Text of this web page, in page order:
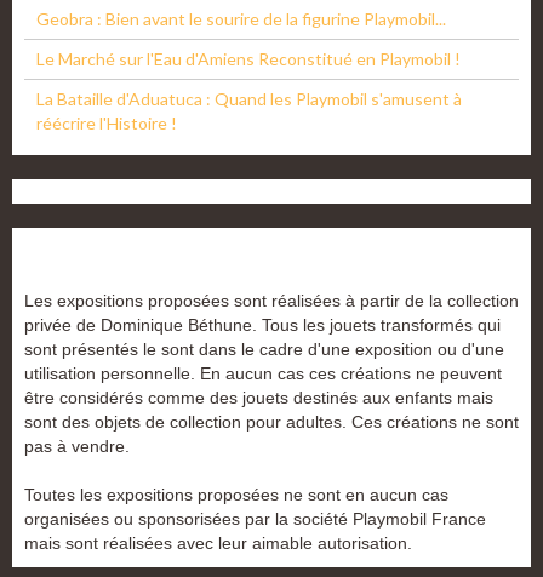
Geobra : Bien avant le sourire de la figurine Playmobil...
Le Marché sur l'Eau d'Amiens Reconstitué en Playmobil !
La Bataille d'Aduatuca : Quand les Playmobil s'amusent à
réécrire l'Histoire !
Les expositions proposées sont réalisées à partir de la collection
privée de Dominique Béthune. Tous les jouets transformés qui
sont présentés le sont dans le cadre d'une exposition ou d'une
utilisation personnelle. En aucun cas ces créations ne peuvent
être considérés comme des jouets destinés aux enfants mais
sont des objets de collection pour adultes. Ces créations ne sont
pas à vendre.
Toutes les expositions proposées ne sont en aucun cas
organisées ou sponsorisées par la société Playmobil France
mais sont réalisées avec leur aimable autorisation.